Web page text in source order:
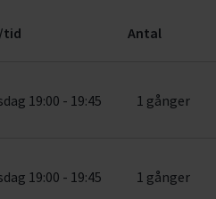
tid Antal
19:00 - 19:45 1 gånger
19:00 - 19:45 1 gånger